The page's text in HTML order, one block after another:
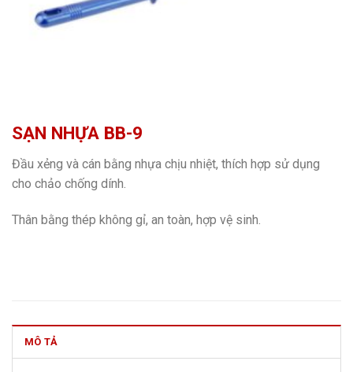
SẠN NHỰA BB-9
Đầu xẻng và cán bằng nhựa chịu nhiệt, thích hợp sử dụng
cho chảo chống dính.
Thân bằng thép không gỉ, an toàn, hợp vệ sinh.
MÔ TẢ